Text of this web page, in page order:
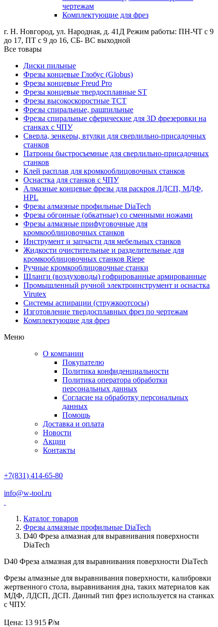
чертежам
Комплектующие для фрез
г. Н. Новгород, ул. Народная, д. 41Д Режим работы: ПН-ЧТ с 9
до 17, ПТ с 9 до 16, СБ- ВС выходной
Все товары
Диски пильные
Фрезы концевые Глобус (Globus)
Фрезы концевые Freud Pro
Фрезы концевые твердосплавные ST
Фрезы высокоскоростные ТСТ
Фрезы спиральные, рашпильные
Фрезы спиральные сферические для 3D фрезеровки на
станках с ЧПУ
Сверла, зенкеры, втулки для сверлильно-присадочных
станков
Патроны быстросъемные для сверлильно-присадочных
станков
Клей расплав для кромкооблицовочных станков
Оснастка для станков с ЧПУ
Алмазные концевые фрезы для раскроя ЛДСП, МДФ,
HPL
Фрезы алмазные профильные DiaTech
Фрезы обгонные (обкатные) со сменными ножами
Фрезы алмазные прифуговочные для
кромкооблицовочных станков
Инструмент и запчасти для мебельных станков
Жидкости очистительные и разделительные для
кромкооблицовочных станков Riepe
Ручные кромкооблицовочные станки
Шланги (воздуховоды) гофрированные армированные
Промышленный ручной электроинструмент и оснастка
Virutex
Системы аспирации (стружкоотсосы)
Изготовление твердосплавных фрез по чертежам
Комплектующие для фрез
Меню
О компании
Покупателю
Политика конфиденциальности
Политика оператора обработки
персональных данных
Согласие на обработку персональных
данных
Помощь
Доставка и оплата
Новости
Акции
Контакты
+7(831) 414-65-80
info@w-tool.ru
Каталог товаров
Фрезы алмазные профильные DiaTech
D40 Фреза алмазная для выравнивания поверхности
DiaTech
D40 Фреза алмазная для выравнивания поверхности DiaTech
Фрезы алмазные для выравнивания поверхности, калибровки
жертвенного стола, выравнивания дна, таких материалов как
МДФ, ЛДСП, ДСП. Данный тип фрез используется на станках
с ЧПУ.
Цена: 13 915 ₽/м